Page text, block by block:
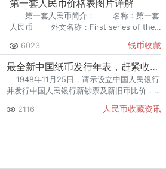
第一套人民币价格表图片详解
第一套人民币简介： 名称：第一套
人民币 外文名称：First series of the
6023
钱币收藏
最全新中国纸币发行年表，赶紧收藏！人民币发行70周年纪念钞快来
1948年11月25日，请示设立中国人民银行
并发行中国人民银行新钞票及新旧币比价，
指示信，总经理，南汉宸签署
2116 人民币收藏资讯